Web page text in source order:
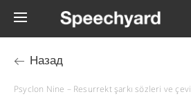
Назад
Psyclon Nine – Resurrekt şarkı sözleri ve